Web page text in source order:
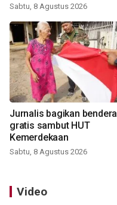
Sabtu, 8 Agustus 2026
Jurnalis bagikan bendera
gratis sambut HUT
Kemerdekaan
Sabtu, 8 Agustus 2026
Video